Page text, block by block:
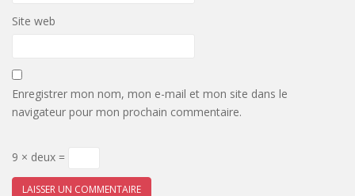
Site web
Enregistrer mon nom, mon e-mail et mon site dans le
navigateur pour mon prochain commentaire.
9 × deux =